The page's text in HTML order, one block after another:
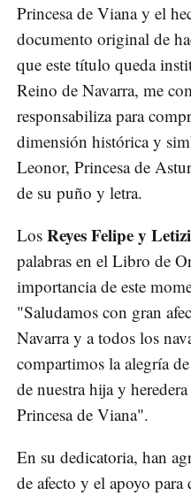
Princesa de Viana y el
documento original de
que este título queda
Reino de Navarra, me
responsabiliza para
dimensión histórica y
Leonor, Princesa de
de su puño y letra.
Los Reyes Felipe y
palabras en el Libro de
importancia de este
"Saludamos con gran
Navarra y a todos los
compartimos la alegría
de nuestra hija y
Princesa de Viana".
En su dedicatoria, han
de afecto y el apoyo para